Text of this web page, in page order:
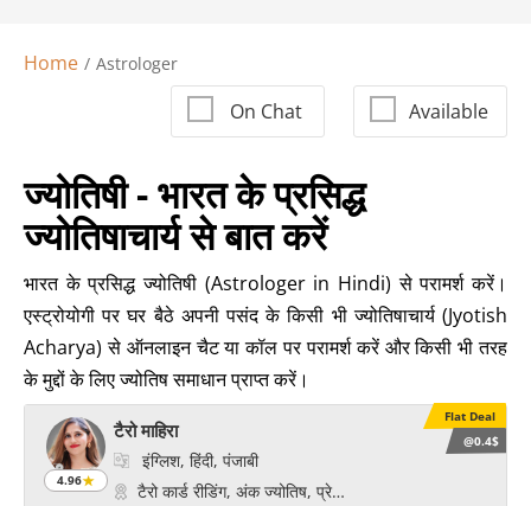
Home Astrologer
On Chat Available
ज्योतिषी - भारत के प्रसिद्ध
ज्योतिषाचार्य से बात करें
भारत के प्रसिद्ध ज्योतिषी (Astrologer in Hindi) से परामर्श करें।
एस्ट्रोयोगी पर घर बैठे अपनी पसंद के किसी भी ज्योतिषाचार्य (Jyotish
Acharya) से ऑनलाइन चैट या कॉल पर परामर्श करें और किसी भी तरह
के मुद्दों के लिए ज्योतिष समाधान प्राप्त करें।
Flat Deal
@0.4$
4.96
टैरो माहिरा
इंग्लिश, हिंदी, पंजाबी
टैरो कार्ड रीडिंग, अंक ज्योतिष, प्रेम और विवाह के मंत्र, चक्र